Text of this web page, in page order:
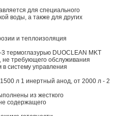
для специального
воды, а также для других
и теплоизоляция
термоглазурью DUOCLEAN MKT
требующего обслуживания
систему управления
л 1 инертный анод, от 2000 л - 2
из жесткого
содержащего